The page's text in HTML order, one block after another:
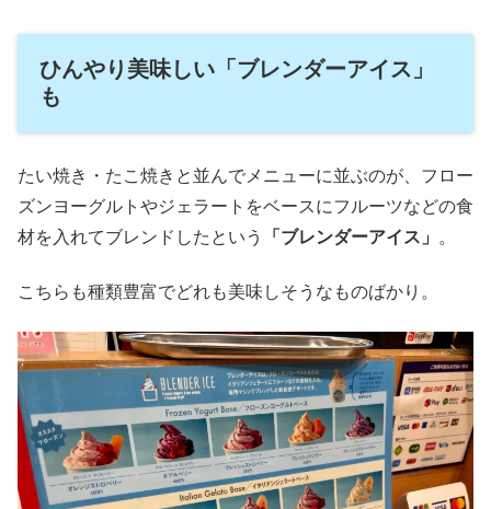
ひんやり美味しい「ブレンダーアイス」
も
たい焼き・たこ焼きと並んでメニューに並ぶのが、フロー
ズンヨーグルトやジェラートをベースにフルーツなどの食
材を入れてブレンドしたという
「ブレンダーアイス」 。
こちらも種類豊富でどれも美味しそうなものばかり。